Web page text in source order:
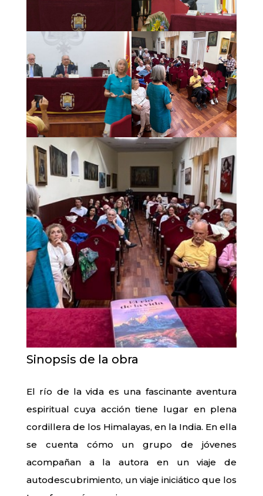
Sinopsis de la obra
El río de la vida es una fascinante aventura
espiritual cuya acción tiene lugar en plena
cordillera de los Himalayas, en la India. En ella
se cuenta cómo un grupo de jóvenes
acompañan a la autora en un viaje de
autodescubrimiento, un viaje iniciático que los